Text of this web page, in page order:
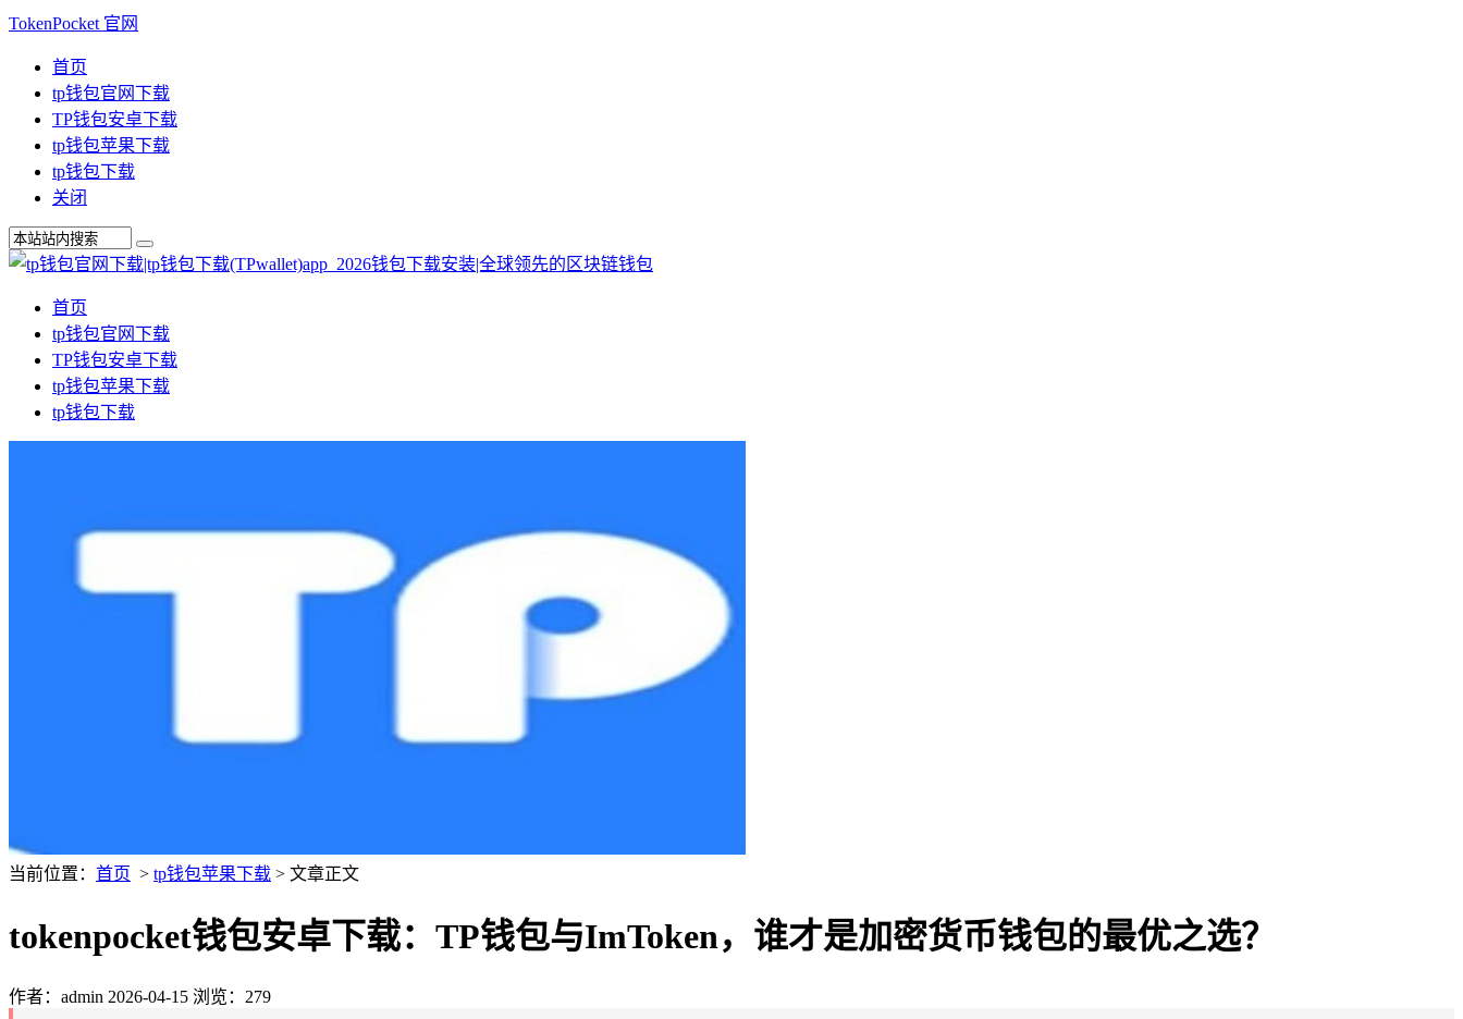
TokenPocket 官网
首页
tp钱包官网下载
TP钱包安卓下载
tp钱包苹果下载
tp钱包下载
关闭
首页
tp钱包官网下载
TP钱包安卓下载
tp钱包苹果下载
tp钱包下载
当前位置： 首页 > tp钱包苹果下载 > 文章正文
tokenpocket钱包安卓下载：TP钱包与ImToken，谁才是加密货币钱包的最优之选？
作者：admin 2026-04-15 浏览：279